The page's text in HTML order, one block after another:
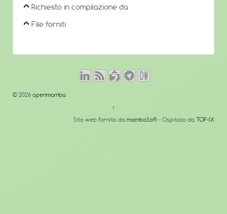
Richiesto in compilazione da
File forniti
© 2026 openmamba
↑
Sito web fornito da mambaSoft - Ospitato da TOP-IX